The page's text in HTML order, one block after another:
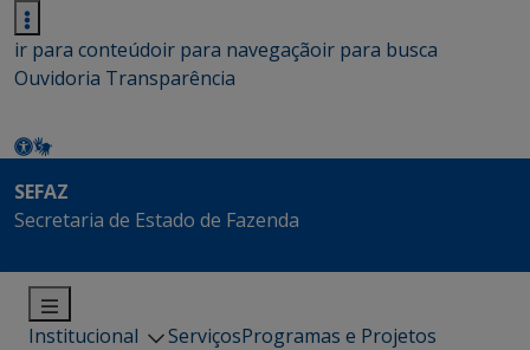
ir para conteúdoir para navegaçãoir para busca
Ouvidoria Transparência
SEFAZ
Secretaria de Estado de Fazenda
Institucional ServiçosProgramas e Projetos